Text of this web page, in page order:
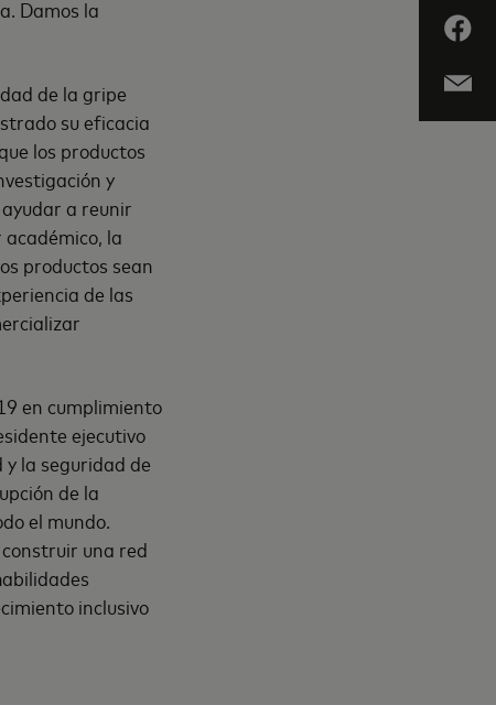
Damos la
de la gripe
su eficacia
los productos
y
a reunir
la
productos sean
de las
en cumplimiento
ejecutivo
la seguridad de
de la
el mundo.
una red
inclusivo